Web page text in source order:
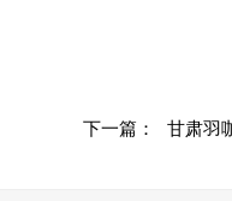
下一篇： 甘肃羽